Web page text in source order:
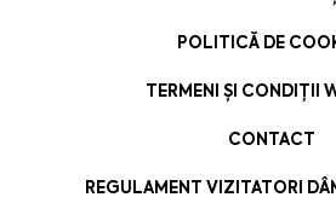
POLITICĂ DE
TERMENI ȘI CONDIȚII
CONTACT
REGULAMENT VIZITATORI